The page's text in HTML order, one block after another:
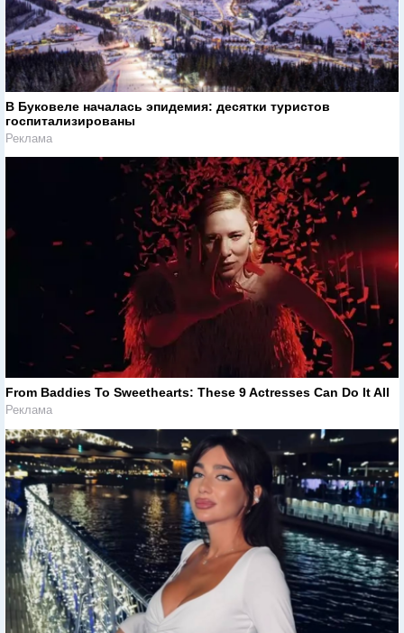
В Буковеле началась эпидемия: десятки туристов
госпитализированы
Реклама
From Baddies To Sweethearts: These 9 Actresses Can Do It All
Реклама